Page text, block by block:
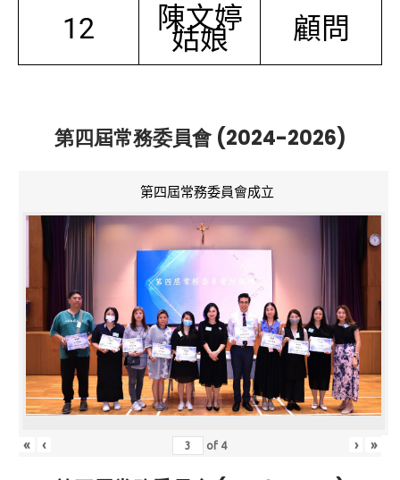
12 陳文婷
姑娘 顧問
第四屆常務委員會 (2024-2026)
第四屆常務委員會成立
« ‹ of 4 › »